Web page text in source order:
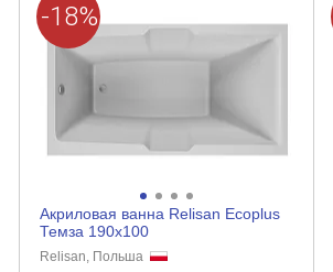
-18%
Акриловая ванна Relisan Ecoplus
Темза 190x100
Relisan, Польша